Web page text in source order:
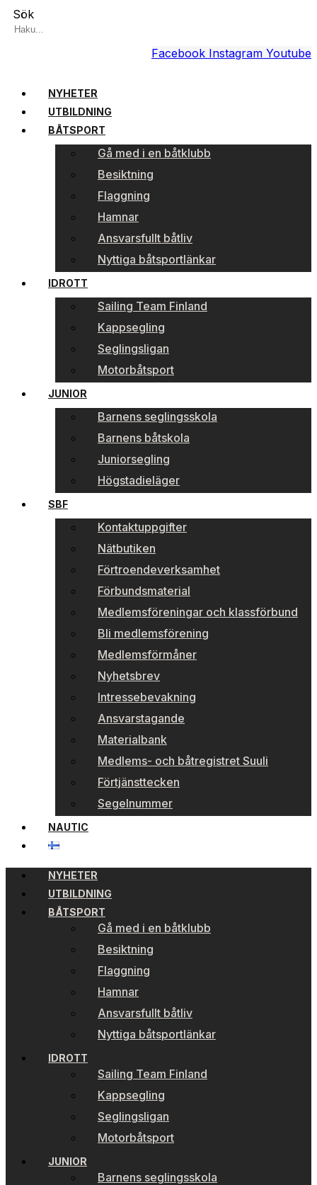
Sök
Facebook Instagram Youtube
NYHETER
UTBILDNING
BÅTSPORT
Gå med i en båtklubb
Besiktning
Flaggning
Hamnar
Ansvarsfullt båtliv
Nyttiga båtsportlänkar
IDROTT
Sailing Team Finland
Kappsegling
Seglingsligan
Motorbåtsport
JUNIOR
Barnens seglingsskola
Barnens båtskola
Juniorsegling
Högstadieläger
SBF
Kontaktuppgifter
Nätbutiken
Förtroendeverksamhet
Förbundsmaterial
Medlemsföreningar och klassförbund
Bli medlemsförening
Medlemsförmåner
Nyhetsbrev
Intressebevakning
Ansvarstagande
Materialbank
Medlems- och båtregistret Suuli
Förtjänsttecken
Segelnummer
NAUTIC
NYHETER
UTBILDNING
BÅTSPORT
Gå med i en båtklubb
Besiktning
Flaggning
Hamnar
Ansvarsfullt båtliv
Nyttiga båtsportlänkar
IDROTT
Sailing Team Finland
Kappsegling
Seglingsligan
Motorbåtsport
JUNIOR
Barnens seglingsskola